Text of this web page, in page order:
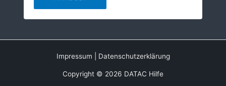
Impressum Datenschutzerklärung
Copyright © 2026 DATAC Hilfe